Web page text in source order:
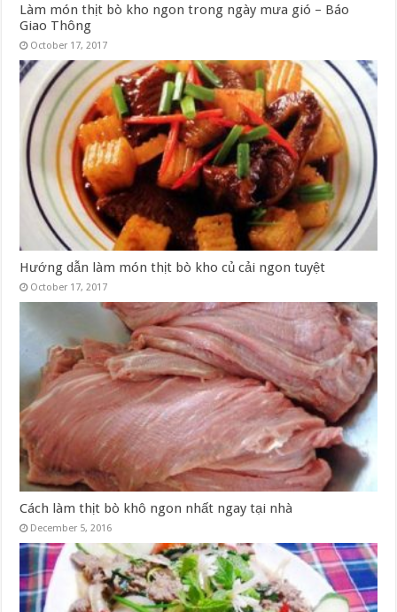
Làm món thịt bò kho ngon trong ngày mưa gió – Báo
Giao Thông
October 17, 2017
Hướng dẫn làm món thịt bò kho củ cải ngon tuyệt
October 17, 2017
Cách làm thịt bò khô ngon nhất ngay tại nhà
December 5, 2016